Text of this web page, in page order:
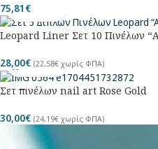
75,81 €
Leopard Liner Σετ 10 Πινέλων
28,00€ (22,58€ χωρίς ΦΠΑ)
Σετ πινέλων nail art Rose Gold
30,00€ (24,19€ χωρίς ΦΠΑ)